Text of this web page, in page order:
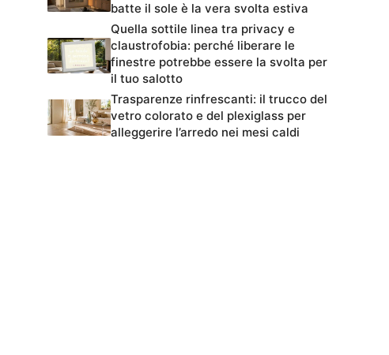
batte il sole è la vera svolta estiva
Quella sottile linea tra privacy e
claustrofobia: perché liberare le
finestre potrebbe essere la svolta per
il tuo salotto
Trasparenze rinfrescanti: il trucco del
vetro colorato e del plexiglass per
alleggerire l’arredo nei mesi caldi